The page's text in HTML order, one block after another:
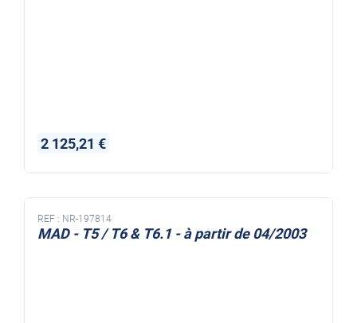
2 125,21 €
REF : NR-197814
MAD - T5 / T6 & T6.1 - à partir de 04/2003